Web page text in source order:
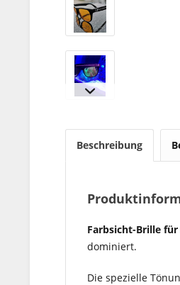
Beschreibung
Farbsicht-Brille
dominiert.
Die spezielle